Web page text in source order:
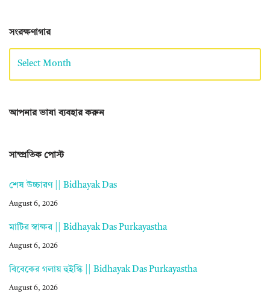
সংরক্ষণাগার
আপনার ভাষা ব্যবহার করুন
সাম্প্রতিক পোস্ট
শেষ উচ্চারণ || Bidhayak Das
August 6, 2026
মাটির স্বাক্ষর || Bidhayak Das Purkayastha
August 6, 2026
বিবেকের গলায় হুইস্কি || Bidhayak Das Purkayastha
August 6, 2026